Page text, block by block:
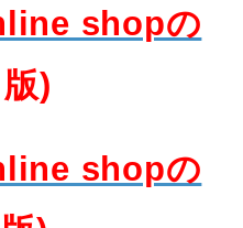
shopの
)
shopの